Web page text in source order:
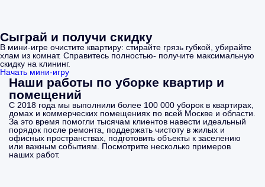
Сыграй и получи скидку
В мини-игре очистите квартиру: стирайте грязь губкой, убирайте
хлам из комнат. Справитесь полностью- получите максимальную
скидку на клининг.
Начать мини-игру
Наши работы по уборке квартир и
помещений
С 2018 года мы выполнили более 100 000 уборок в квартирах,
домах и коммерческих помещениях по всей Москве и области.
За это время помогли тысячам клиентов навести идеальный
порядок после ремонта, поддержать чистоту в жилых и
офисных пространствах, подготовить объекты к заселению
или важным событиям. Посмотрите несколько примеров
наших работ.